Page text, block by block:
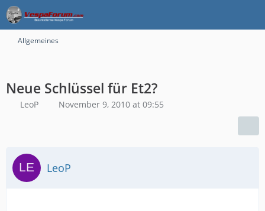
Allgemeines
Neue Schlüssel für Et2?
LeoP November 9, 2010 at 09:55
LeoP